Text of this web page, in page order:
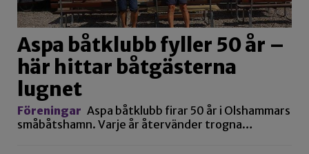
Aspa båtklubb fyller 50 år –
här hittar båtgästerna
lugnet
Föreningar Aspa båtklubb firar 50 år i Olshammars
småbåtshamn. Varje år återvänder trogna…